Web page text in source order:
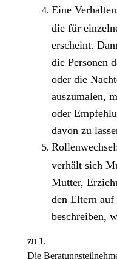
Eine
die für
erscheint.
die Personen
oder die
auszumalen,
oder
davon zu
verhält sich
Mutter,
den Eltern auf
beschreiben,
zu 1.
Die